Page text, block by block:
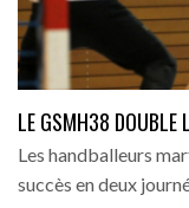
LE GSMH38 DOUBLE
Les handballeurs
succès en deux